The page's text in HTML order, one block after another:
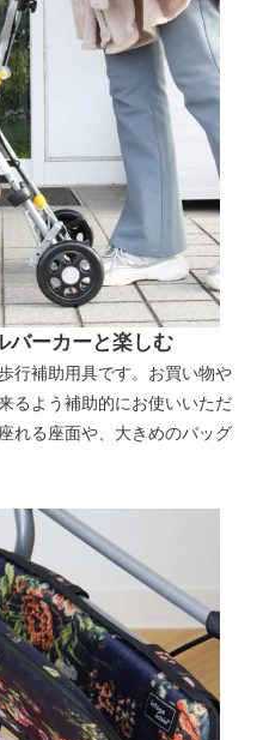
バーカーと楽しむ
行補助用具です。お買い物や
るよう補助的にお使いいただ
れる座面や、大きめのバッグ